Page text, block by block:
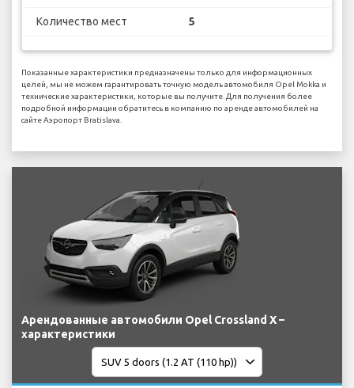
Количество мест 5
Показанные характеристики предназначены только для информационных
целей, мы не можем гарантировать точную модель автомобиля Opel Mokka и
технические характеристики, которые вы получите. Для получения более
подробной информации обратитесь в компанию по аренде автомобилей на
сайте Аэропорт Bratislava.
Арендованные автомобили Opel Crossland X –
характеристики